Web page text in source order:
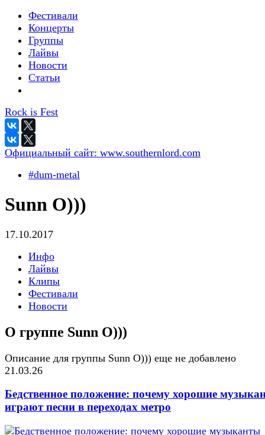
Фестивали
Концерты
Группы
Лайвы
Новости
Статьи
Rock is Fest
Официальный сайт: www.southernlord.com
#dum-metal
Sunn O)))
17.10.2017
Инфо
Лайвы
Клипы
Фестивали
Новости
О группе Sunn O)))
Описание для группы Sunn O))) еще не добавлено
21.03.26
Бедственное положение: почему хорошие
играют песни в переходах метро